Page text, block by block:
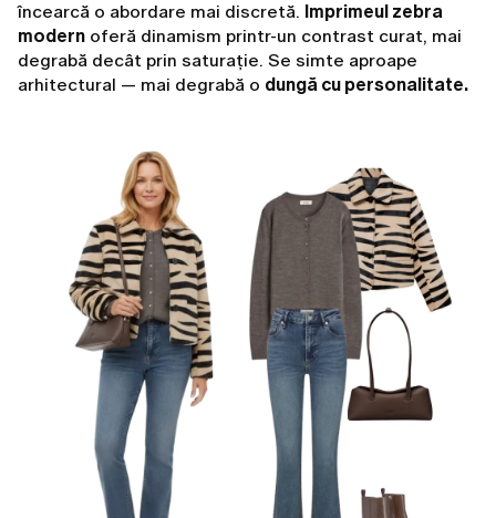
încearcă o abordare mai discretă. Imprimeul zebra
modern oferă dinamism printr-un contrast curat, mai
degrabă decât prin saturație. Se simte aproape
arhitectural — mai degrabă o dungă cu personalitate.